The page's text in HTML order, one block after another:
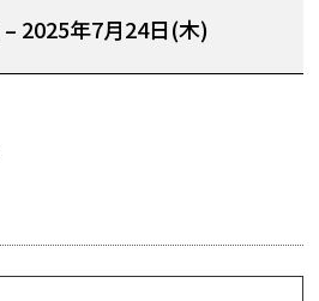
– 2025年7月24日(木)